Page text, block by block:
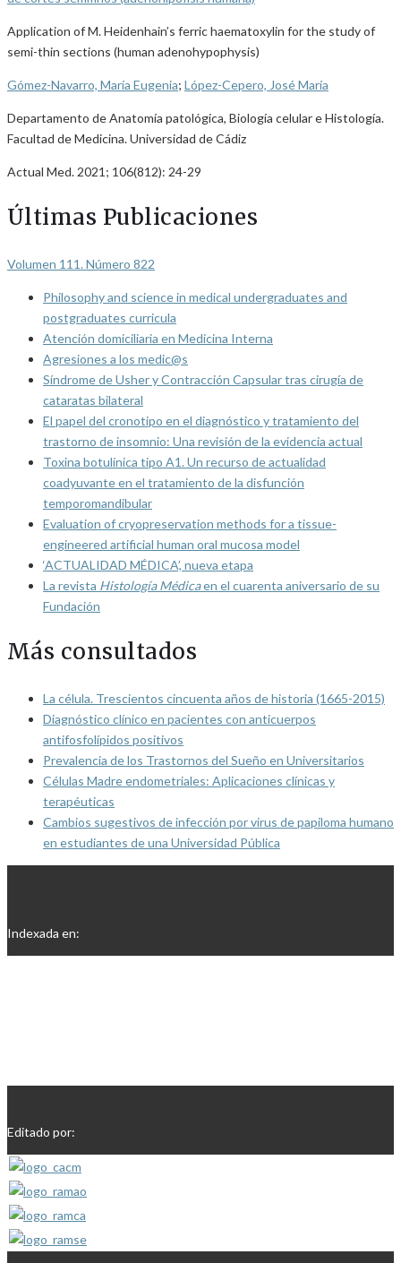
Application of M. Heidenhain’s ferric haematoxylin for the study of
semi-thin sections (human adenohypophysis)
Gómez-Navarro, María Eugenia; López-Cepero, José María
Departamento de Anatomía patológica, Biología celular e Histología.
Facultad de Medicina. Universidad de Cádiz
Actual Med. 2021; 106(812): 24-29
Últimas Publicaciones
Volumen 111. Número 822
Philosophy and science in medical undergraduates and
postgraduates curricula
Atención domiciliaria en Medicina Interna
Agresiones a los medic@s
Síndrome de Usher y Contracción Capsular tras cirugía de
cataratas bilateral
El papel del cronotipo en el diagnóstico y tratamiento del
trastorno de insomnio: Una revisión de la evidencia actual
Toxina botulínica tipo A1. Un recurso de actualidad
coadyuvante en el tratamiento de la disfunción
temporomandibular
Evaluation of cryopreservation methods for a tissue-
engineered artificial human oral mucosa model
‘ACTUALIDAD MÉDICA’, nueva etapa
La revista Histología Médicaen el cuarenta aniversario de su
Fundación
Más consultados
La célula. Trescientos cincuenta años de historia (1665-2015)
Diagnóstico clínico en pacientes con anticuerpos
antifosfolípidos positivos
Prevalencia de los Trastornos del Sueño en Universitarios
Células Madre endometriales: Aplicaciones clínicas y
terapéuticas
Cambios sugestivos de infección por virus de papiloma humano
en estudiantes de una Universidad Pública
Indexada en:
Editado por: